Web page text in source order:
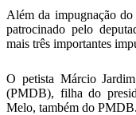
Telegram
Além da impugnação
patrocinado pelo
mais três importantes
O petista Márcio
(PMDB), filha do
Melo, também do PMDB.